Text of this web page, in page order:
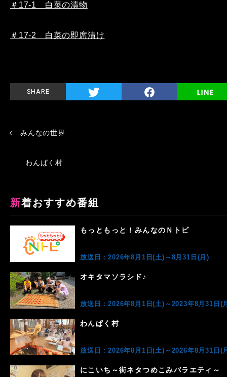
＃17-1 白菜の漬物
＃17-2 白菜の即席漬け
SHARE
みんなの世界
わんぱく村
新着おすすめ番組
もっともっと！みんなのＮトピ
放送日：2026年8月1日(土)～8月31日(月)
オキタマソラシド♪
放送日：2026年8月1日(土)～2023年8月31日(
わんぱく村
放送日：2026年8月1日(土)～2026年8月31日(
にこいち～街ネタつめこみバラエティ～